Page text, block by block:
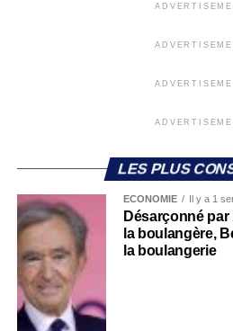
LES PLUS
ECONOMIE Il y a 1
Désarçonné par
la boulangère,
la boulangerie